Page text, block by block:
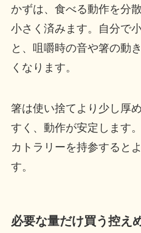
かずは、食べる動作を分
小さく済みます。自分で
と、咀嚼時の音や箸の動
くなります。
箸は使い捨てより少し厚
すく、動作が安定します
カトラリーを持参すると
す。
必要な量だけ買う控え